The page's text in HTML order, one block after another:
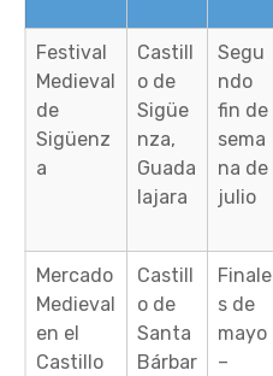
Festival
Medieval
de
Sigüenz
a
Castill
o de
Sigüe
nza,
Guada
lajara
Segu
ndo
fin de
sema
na de
julio
Mercado
Medieval
en el
Castillo
Castill
o de
Santa
Bárbar
Finale
s de
mayo
–